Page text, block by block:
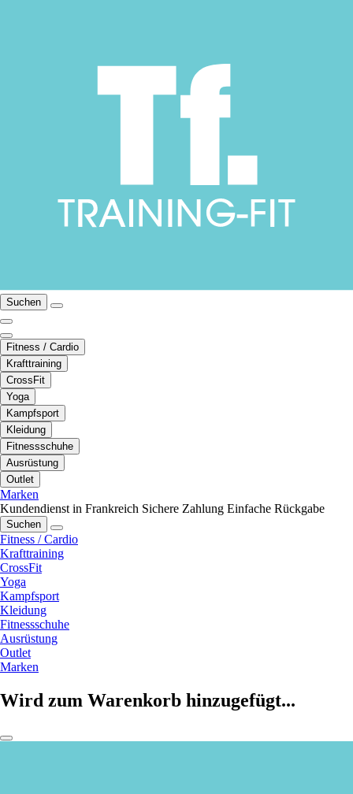
Suchen
Fitness / Cardio
Krafttraining
CrossFit
Yoga
Kampfsport
Kleidung
Fitnessschuhe
Ausrüstung
Outlet
Marken
Kundendienst in Frankreich Sichere Zahlung Einfache Rückgabe
Suchen
Fitness / Cardio
Krafttraining
CrossFit
Yoga
Kampfsport
Kleidung
Fitnessschuhe
Ausrüstung
Outlet
Marken
Wird zum Warenkorb hinzugefügt...